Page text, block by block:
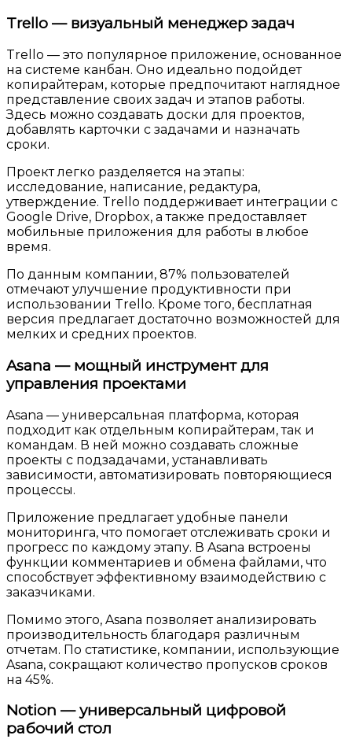
Trello — визуальный менеджер задач
Trello — это популярное приложение, основанное
на системе канбан. Оно идеально подойдет
копирайтерам, которые предпочитают наглядное
представление своих задач и этапов работы.
Здесь можно создавать доски для проектов,
добавлять карточки с задачами и назначать
сроки.
Проект легко разделяется на этапы:
исследование, написание, редактура,
утверждение. Trello поддерживает интеграции с
Google Drive, Dropbox, а также предоставляет
мобильные приложения для работы в любое
время.
По данным компании, 87% пользователей
отмечают улучшение продуктивности при
использовании Trello. Кроме того, бесплатная
версия предлагает достаточно возможностей для
мелких и средних проектов.
Asana — мощный инструмент для
управления проектами
Asana — универсальная платформа, которая
подходит как отдельным копирайтерам, так и
командам. В ней можно создавать сложные
проекты с подзадачами, устанавливать
зависимости, автоматизировать повторяющиеся
процессы.
Приложение предлагает удобные панели
мониторинга, что помогает отслеживать сроки и
прогресс по каждому этапу. В Asana встроены
функции комментариев и обмена файлами, что
способствует эффективному взаимодействию с
заказчиками.
Помимо этого, Asana позволяет анализировать
производительность благодаря различным
отчетам. По статистике, компании, использующие
Asana, сокращают количество пропусков сроков
на 45%.
Notion — универсальный цифровой
рабочий стол